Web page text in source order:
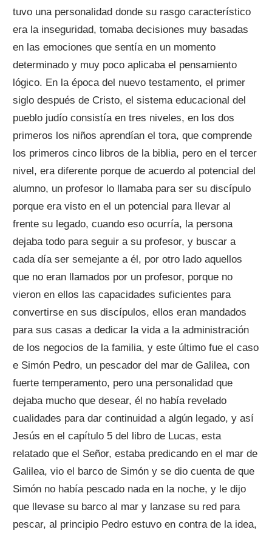
tuvo una personalidad donde su rasgo característico
era la inseguridad, tomaba decisiones muy basadas
en las emociones que sentía en un momento
determinado y muy poco aplicaba el pensamiento
lógico. En la época del nuevo testamento, el primer
siglo después de Cristo, el sistema educacional del
pueblo judío consistía en tres niveles, en los dos
primeros los niños aprendían el tora, que comprende
los primeros cinco libros de la biblia, pero en el tercer
nivel, era diferente porque de acuerdo al potencial del
alumno, un profesor lo llamaba para ser su discípulo
porque era visto en el un potencial para llevar al
frente su legado, cuando eso ocurría, la persona
dejaba todo para seguir a su profesor, y buscar a
cada día ser semejante a él, por otro lado aquellos
que no eran llamados por un profesor, porque no
vieron en ellos las capacidades suficientes para
convertirse en sus discípulos, ellos eran mandados
para sus casas a dedicar la vida a la administración
de los negocios de la familia, y este último fue el caso
e Simón Pedro, un pescador del mar de Galilea, con
fuerte temperamento, pero una personalidad que
dejaba mucho que desear, él no había revelado
cualidades para dar continuidad a algún legado, y así
Jesús en el capítulo 5 del libro de Lucas, esta
relatado que el Señor, estaba predicando en el mar de
Galilea, vio el barco de Simón y se dio cuenta de que
Simón no había pescado nada en la noche, y le dijo
que llevase su barco al mar y lanzase su red para
pescar, al principio Pedro estuvo en contra de la idea,